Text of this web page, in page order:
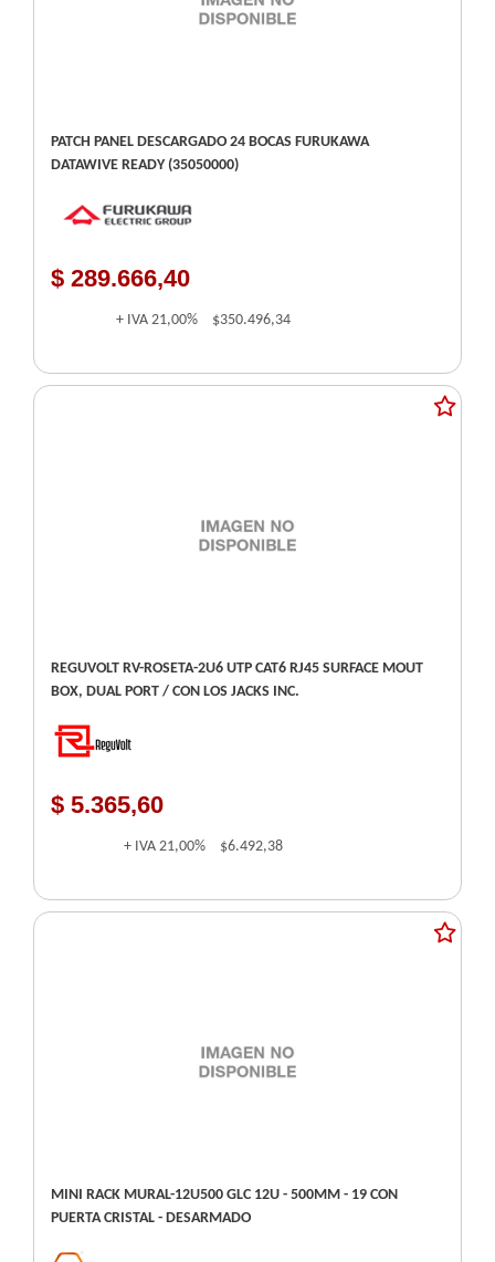
PATCH PANEL DESCARGADO 24 BOCAS FURUKAWA
DATAWIVE READY (35050000)
$ 289.666,40
+ IVA 21,00% $350.496,34
REGUVOLT RV-ROSETA-2U6 UTP CAT6 RJ45 SURFACE MOUT
BOX, DUAL PORT / CON LOS JACKS INC.
$ 5.365,60
+ IVA 21,00% $6.492,38
MINI RACK MURAL-12U500 GLC 12U - 500MM - 19 CON
PUERTA CRISTAL - DESARMADO